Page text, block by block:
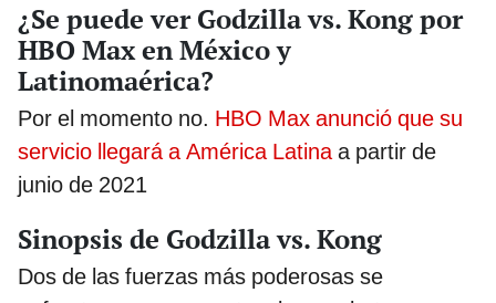
¿Se puede ver Godzilla vs. Kong por
HBO Max en México y
Latinomaérica?
Por el momento no. HBO Max anunció que su
servicio llegará a América Latinaa partir de
junio de 2021
Sinopsis de Godzilla vs. Kong
Dos de las fuerzas más poderosas se